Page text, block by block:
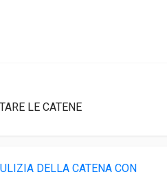
LE CATENE